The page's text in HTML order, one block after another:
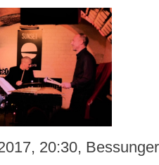
20:30,